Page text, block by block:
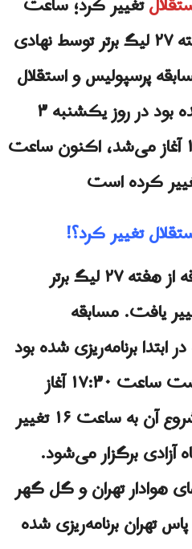
برگزاری دو مسابقه از هفته ۲۷ لیگ برتر توسط نهادی
پرسپولیس و استقلال
که در ابتدا برنامه‌ریزی شده بود در روز یکشنبه ۳
اردیبهشت ساعت ۱۷:۳۰ آغاز می‌شد، اکنون ساعت
تغییر کرد؟!
ساعت برگزاری دو مسابقه از هفته ۲۷ لیگ برتر
یافت. مسابقه
برنامه‌ریزی شده بود
در روز یکشنبه ۳ اردیبهشت ساعت ۱۷:۳۰ آغاز
می‌شد، اکنون ساعت شروع آن به ساعت ۱۶ تغییر
برگزار می‌شود.
هوادار تهران و گل گهر
تهران برنامه‌ریزی شده